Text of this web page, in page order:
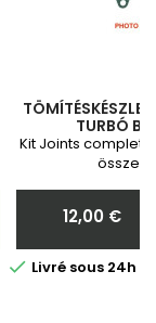
TURBÓ
Kit Joints
Ár
12,00 €
 Livré sous 24h